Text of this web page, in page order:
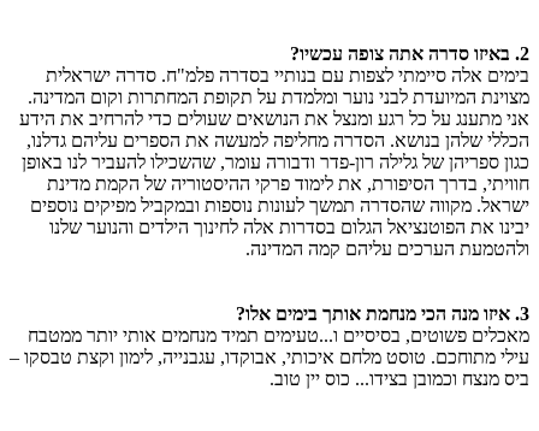
2. באיזו סדרה אתה צופה עכשיו?
בימים אלה סיימתי לצפות עם בנותיי בסדרה פלמ"ח. סדרה ישראלית
מצוינת המיועדת לבני נוער ומלמדת על תקופת המחתרות וקום המדינה.
אני מתענג על כל רגע ומנצל את הנושאים שעולים כדי להרחיב את הידע
הכללי שלהן בנושא. הסדרה מחליפה למעשה את הספרים עליהם גדלנו,
כגון ספריהן של גלילה רון-פדר ודבורה עומר, שהשכילו להעביר לנו באופן
חוויתי, בדרך הסיפורת, את לימוד פרקי ההיסטוריה של הקמת מדינת
ישראל. מקווה שהסדרה תמשך לעונות נוספות ובמקביל מפיקים נוספים
יבינו את הפוטנציאל הגלום בסדרות אלה לחינוך הילדים והנוער שלנו
ולהטמעת הערכים עליהם קמה המדינה.
3. איזו מנה הכי מנחמת אותך בימים אלו?
מאכלים פשוטים, בסיסיים ו...טעימים תמיד מנחמים אותי יותר ממטבח
עילי מתוחכם. טוסט מלחם איכותי, אבוקדו, עגבנייה, לימון וקצת טבסקו –
ביס מנצח וכמובן בצידו... כוס יין טוב.